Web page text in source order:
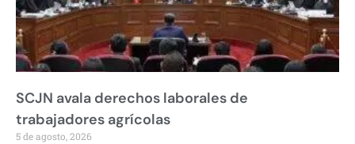
SCJN avala derechos laborales de
trabajadores agrícolas
5 de agosto, 2026